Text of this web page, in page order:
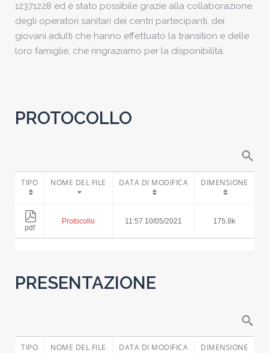
12371228 ed è stato possibile grazie alla collaborazione
degli operatori sanitari dei centri partecipanti, dei
giovani adulti che hanno effettuato la transition e delle
loro famiglie, che ringraziamo per la disponibilità.
PROTOCOLLO
TIPO NOME DEL FILE DATA DI MODIFICA DIMENSIONE
pdf
Protocollo 11:57 10/05/2021 175.8k
PRESENTAZIONE
TIPO NOME DEL FILE DATA DI MODIFICA DIMENSIONE